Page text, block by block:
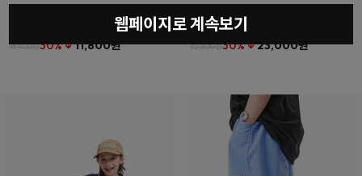
(11호~23호)
16,800원30% ↓11,800원
더튼포켓하프팬츠
32,800원30% ↓23,000원
웹페이지로 계속보기